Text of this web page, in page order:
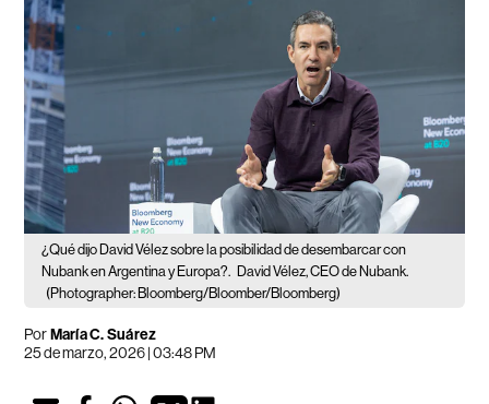
¿Qué dijo David Vélez sobre la posibilidad de desembarcar con
Nubank en Argentina y Europa?. David Vélez, CEO de Nubank.
(Photographer: Bloomberg/Bloomber/Bloomberg)
PorMaría C. Suárez
25 de marzo, 2026 | 03:48 PM